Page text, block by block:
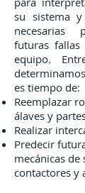
su sistema
necesarias
futuras fallas
equipo.
es tiempo de:
Reemplazar
álaves y
Realizar
Predecir
mecánicas
contactores y